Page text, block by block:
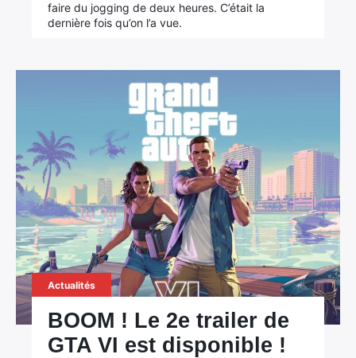
faire du jogging de deux heures. C’était la
dernière fois qu’on l’a vue.
Actualités
BOOM ! Le 2e trailer de
GTA VI est disponible !